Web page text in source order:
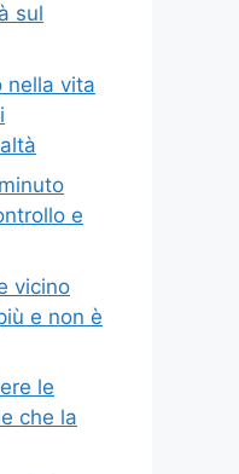
sul
nella vita
e
vicino
e non è
le
che la